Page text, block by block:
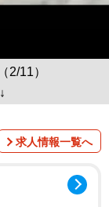
2/11）
求人情報一覧へ